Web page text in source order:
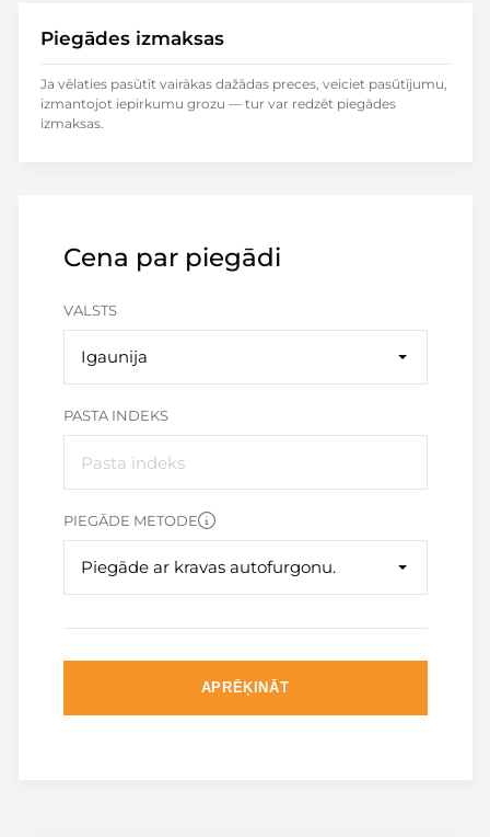
Cena par piegādi
VALSTS
Igaunija
PASTA INDEKS
PIEGĀDE METODE
Piegāde ar kravas autofurgonu.
APRĒĶINĀT
Piegādes izmaksas
Ja vēlaties pasūtīt vairākas dažādas preces, veiciet pasūtījumu,
izmantojot iepirkumu grozu — tur var redzēt piegādes
izmaksas.